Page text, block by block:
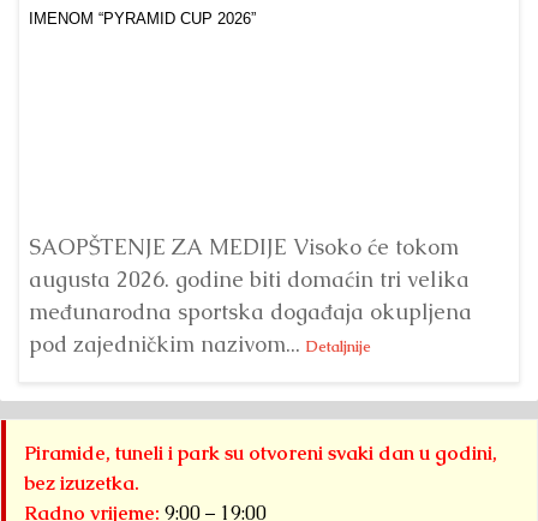
SAOPŠTENJE ZA MEDIJE Visoko će tokom
augusta 2026. godine biti domaćin tri velika
međunarodna sportska događaja okupljena
pod zajedničkim nazivom... Detaljnije
Piramide, tuneli i park su otvoreni svaki dan u godini,
bez izuzetka.
Radno vrijeme: 9:00 – 19:00